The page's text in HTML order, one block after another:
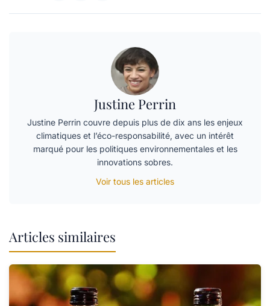
Justine Perrin
Justine Perrin couvre depuis plus de dix ans les enjeux
climatiques et l’éco-responsabilité, avec un intérêt
marqué pour les politiques environnementales et les
innovations sobres.
Voir tous les articles
Articles similaires